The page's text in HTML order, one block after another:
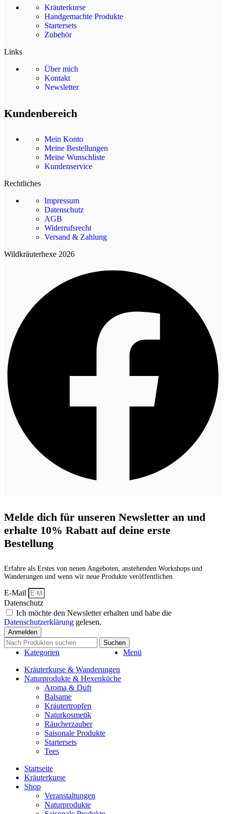
Kräuterkurse
Handgemachte Produkte
Startersets
Zubehör
Links
Über mich
Kontakt
Newsletter
Kundenbereich
Mein Konto
Meine Bestellungen
Meine Wunschliste
Kundenservice
Rechtliches
Impressum
Datenschutz
AGB
Widerrufsrecht
Versand & Zahlung
Wildkräuterhexe 2026
Melde dich für unseren Newsletter an und
erhalte 10% Rabatt auf deine erste
Bestellung
Erfahre als Erstes von neuen Angeboten, anstehenden Workshops und
Wanderungen und wenn wir neue Produkte veröffentlichen.
E-Mail
Datenschutz
Ich möchte den Newsletter erhalten und habe die
Datenschutzerklärung gelesen.
Anmelden
Suchen
Menü
Kategorien
Kräuterkurse & Wanderungen
Naturprodukte & Hexenküche
Aroma & Duft
Balsame
Kräutertropfen
Naturkosmetik
Räucherzauber
Saisonale Produkte
Startersets
Tees
Startseite
Kräuterkurse
Shop
Veranstaltungen
Naturprodukte